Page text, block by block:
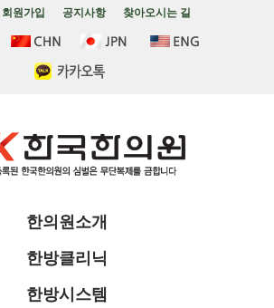
회원가입 공지사항 찾아오시는 길
한의원소개
한방클리닉
한방시스템